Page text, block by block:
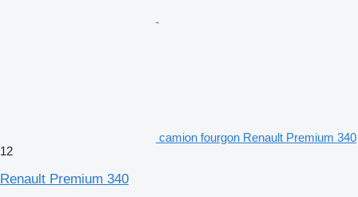
camion fourgon Renault Premium 340
12
Renault Premium 340